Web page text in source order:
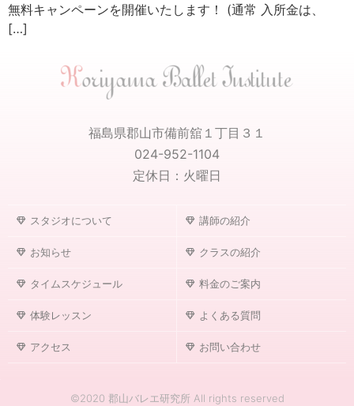
無料キャンペーンを開催いたします！ (通常 入所金は、
[…]
福島県郡山市備前舘１丁目３１
024-952-1104
定休日：火曜日
スタジオについて 講師の紹介
お知らせ クラスの紹介
タイムスケジュール 料金のご案内
体験レッスン よくある質問
アクセス お問い合わせ
©2020 郡山バレエ研究所 All rights reserved